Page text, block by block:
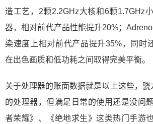
造工艺，2颗2.2GHz大核和6颗1.7GHz
器，相对前代产品性能提升20%；
染速度上相对前代产品提升35%，同时
在出色画质和低功耗之间取得完美平衡。
关于处理器的账面数据就是以上这些，
的处理器，但满足日常的使用还是没问
者荣耀》、《绝地求生》这类热门手游